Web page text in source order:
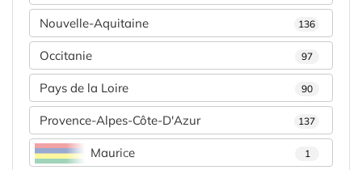
Nouvelle-Aquitaine 136
Occitanie 97
Pays de la Loire 90
Provence-Alpes-Côte-D'Azur 137
Maurice 1